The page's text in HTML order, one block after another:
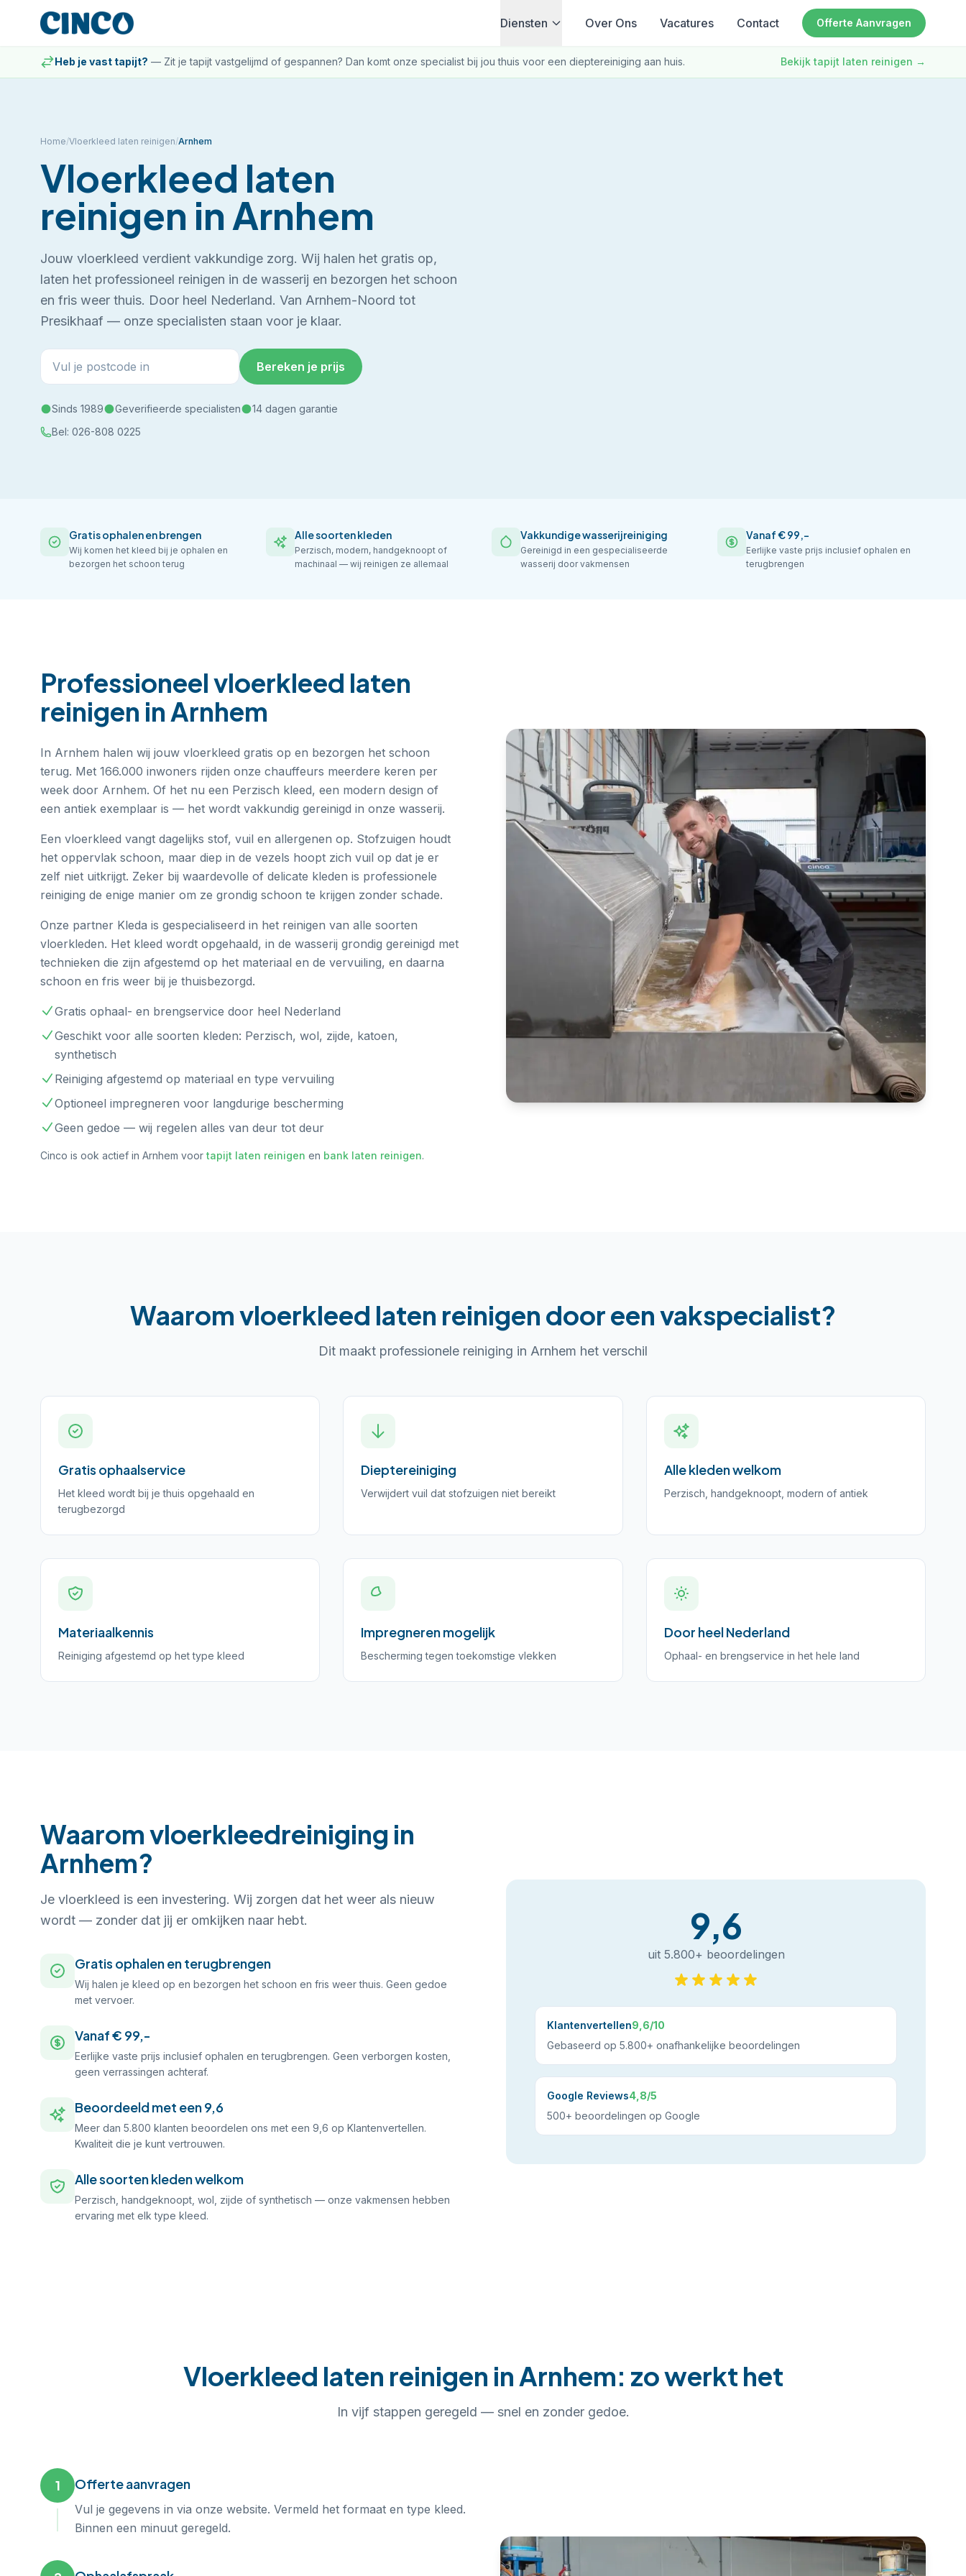
Diensten Over Ons Vacatures Contact Offerte Aanvragen
Heb je vast tapijt? — Zit je tapijt vastgelijmd of gespannen? Dan komt onze specialist bij jou thuis voor een dieptereiniging aan huis. Bekijk tapijt laten reinigen →
Home/Vloerkleed laten reinigen/Arnhem
Vloerkleed laten
reinigen inArnhem
Jouw vloerkleed verdient vakkundige zorg. Wij halen het gratis op,
laten het professioneel reinigen in de wasserij en bezorgen het schoon
en fris weer thuis. Door heel Nederland. Van Arnhem-Noord tot
Presikhaaf — onze specialisten staan voor je klaar.
Bereken je prijs
Sinds 1989 Geverifieerde specialisten
14 dagen garantie
Bel: 026-808 0225
Gratis ophalen en brengen
Wij komen het kleed bij je ophalen en
bezorgen het schoon terug
Alle soorten kleden
Perzisch, modern, handgeknoopt of
machinaal — wij reinigen ze allemaal
Vakkundige wasserijreiniging
Gereinigd in een gespecialiseerde
wasserij door vakmensen
Vanaf € 99,-
Eerlijke vaste prijs inclusief ophalen en
terugbrengen
Professioneelvloerkleed laten
reinigen inArnhem
In Arnhem halen wij jouw vloerkleed gratis op en bezorgen het schoon
terug. Met 166.000 inwoners rijden onze chauffeurs meerdere keren per
week door Arnhem. Of het nu een Perzisch kleed, een modern design of
een antiek exemplaar is — het wordt vakkundig gereinigd in onze wasserij.
Een vloerkleed vangt dagelijks stof, vuil en allergenen op. Stofzuigen houdt
het oppervlak schoon, maar diep in de vezels hoopt zich vuil op dat je er
zelf niet uitkrijgt. Zeker bij waardevolle of delicate kleden is professionele
reiniging de enige manier om ze grondig schoon te krijgen zonder schade.
Onze partner Kleda is gespecialiseerd in het reinigen van alle soorten
vloerkleden. Het kleed wordt opgehaald, in de wasserij grondig gereinigd met
technieken die zijn afgestemd op het materiaal en de vervuiling, en daarna
schoon en fris weer bij je thuisbezorgd.
Gratis ophaal- en brengservice door heel Nederland
Geschikt voor alle soorten kleden: Perzisch, wol, zijde, katoen,
synthetisch
Reiniging afgestemd op materiaal en type vervuiling
Optioneel impregneren voor langdurige bescherming
Geen gedoe — wij regelen alles van deur tot deur
Cinco is ook actief in Arnhem voor tapijt laten reinigen en bank laten reinigen.
Waaromvloerkleed laten reinigen door een vakspecialist?
Dit maakt professionele reiniging in Arnhem het verschil
Gratis ophaalservice
Het kleed wordt bij je thuis opgehaald en
terugbezorgd
Dieptereiniging
Verwijdert vuil dat stofzuigen niet bereikt
Alle kleden welkom
Perzisch, handgeknoopt, modern of antiek
Materiaalkennis
Reiniging afgestemd op het type kleed
Impregneren mogelijk
Bescherming tegen toekomstige vlekken
Door heel Nederland
Ophaal- en brengservice in het hele land
Waarom vloerkleedreiniging in
Arnhem?
Je vloerkleed is een investering. Wij zorgen dat het weer als nieuw
wordt — zonder dat jij er omkijken naar hebt.
Gratis ophalen en terugbrengen
Wij halen je kleed op en bezorgen het schoon en fris weer thuis. Geen gedoe
met vervoer.
Vanaf € 99,-
Eerlijke vaste prijs inclusief ophalen en terugbrengen. Geen verborgen kosten,
geen verrassingen achteraf.
Beoordeeld met een 9,6
Meer dan 5.800 klanten beoordelen ons met een 9,6 op Klantenvertellen.
Kwaliteit die je kunt vertrouwen.
Alle soorten kleden welkom
Perzisch, handgeknoopt, wol, zijde of synthetisch — onze vakmensen hebben
ervaring met elk type kleed.
9,6
uit 5.800+ beoordelingen
Klantenvertellen9,6/10
Gebaseerd op 5.800+ onafhankelijke beoordelingen
Google Reviews4,8/5
500+ beoordelingen op Google
Vloerkleed laten reinigen inArnhem: zo werkt het
In vijf stappen geregeld — snel en zonder gedoe.
1 Offerte aanvragen
Vul je gegevens in via onze website. Vermeld het formaat en type kleed.
Binnen een minuut geregeld.